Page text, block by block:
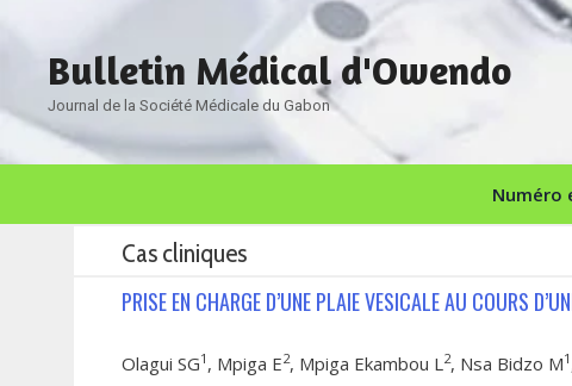
contenuBulletin Médical d'Owendo
Journal de la Société Médicale du Gabon
Numéro
Cas cliniques
PRISE EN CHARGE D’UNE PLAIE VESICALE AU COURS
Olagui SG1 , Mpiga E2, Mpiga Ekambou L2, Nsa Bidzo M1